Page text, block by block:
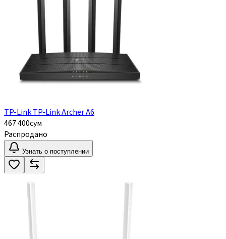
TP-Link TP-Link Archer A6
467 400сум
Распродано
Узнать о поступлении